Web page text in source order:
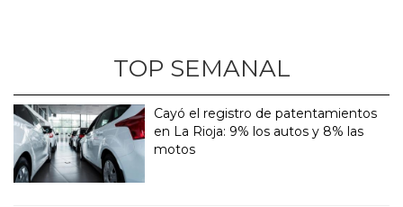
TOP SEMANAL
Cayó el registro de patentamientos
en La Rioja: 9% los autos y 8% las
motos